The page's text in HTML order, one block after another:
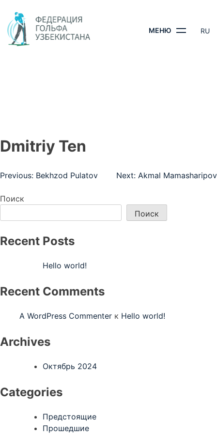
content
МЕНЮ RU
Dmitriy Ten
Навигация
по
Previous: Bekhzod Pulatov Next: Akmal Mamasharipov
Поиск
Поиск
Recent Posts
Hello world!
Recent Comments
A WordPress Commenter к Hello world!
Archives
Октябрь 2024
Categories
Предстоящие
Прошедшие